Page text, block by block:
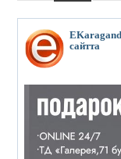
сайтта